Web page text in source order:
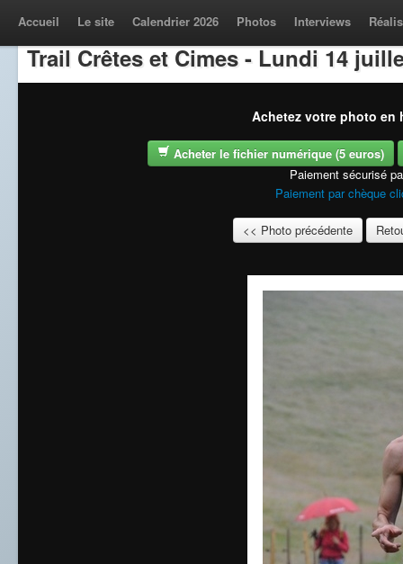
Accueil Le site Calendrier 2026 Photos Interviews
Trail Crêtes et Cimes - Lundi 14
Achetez votre photo en
Acheter le fichier numérique (5 euros)
Paiement sécurisé
Paiement par chèque
<< Photo précédente